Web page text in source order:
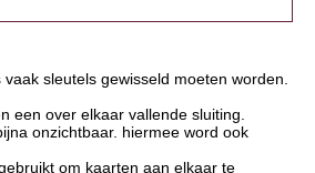
sleutels gewisseld moeten worden.
een over elkaar vallende sluiting.
onzichtbaar. hiermee word ook
om kaarten aan elkaar te